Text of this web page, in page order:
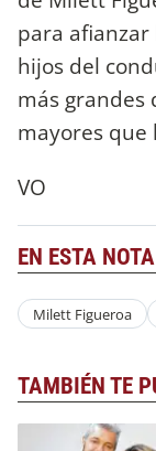
para
hijos del
más grandes
mayores que
VO
EN ESTA NOTA
Milett Figueroa
TAMBIÉN TE